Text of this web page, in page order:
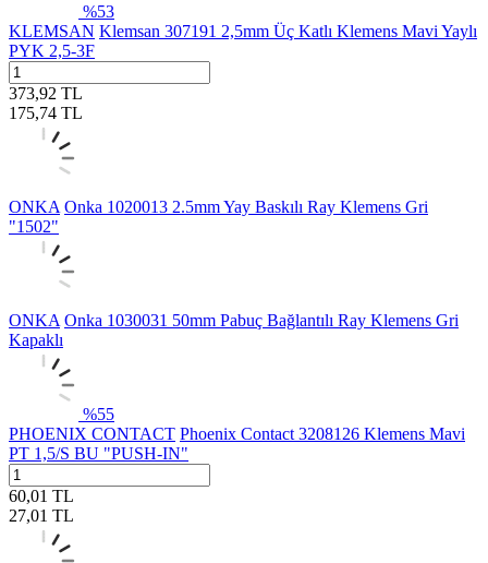
%53
KLEMSAN Klemsan 307191 2,5mm Üç Katlı Klemens Mavi Yaylı
PYK 2,5-3F
373,92 TL
175,74 TL
ONKA Onka 1020013 2.5mm Yay Baskılı Ray Klemens Gri
"1502"
ONKA Onka 1030031 50mm Pabuç Bağlantılı Ray Klemens Gri
Kapaklı
%55
PHOENIX CONTACT Phoenix Contact 3208126 Klemens Mavi
PT 1,5/S BU "PUSH-IN"
60,01 TL
27,01 TL